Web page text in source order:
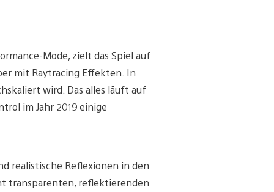
Mode, zielt das Spiel auf
mit Raytracing Effekten. In
wird. Das alles läuft auf
im Jahr 2019 einige
realistische Reflexionen in den
transparenten, reflektierenden